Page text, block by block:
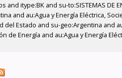
itype:BK and su-to:SISTEMAS DE
and au:Agua y Energía Eléctrica,
Estado and su-geo:Argentina and
Energía and au:Agua y Energía